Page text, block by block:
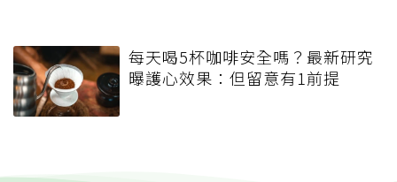
每天喝5杯咖啡安全嗎？最新研究
曝護心效果：但留意有1前提